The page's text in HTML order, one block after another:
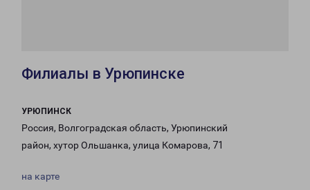
Филиалы в Урюпинске
УРЮПИНСК
Россия, Волгоградская область, Урюпинский
район, хутор Ольшанка, улица Комарова, 71
на карте